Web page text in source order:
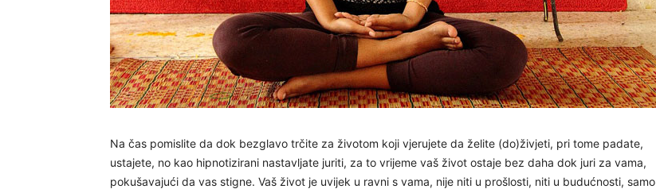
Na čas pomislite da dok bezglavo trčite za životom koji vjerujete da želite (do)živjeti, pri tome padate,
ustajete, no kao hipnotizirani nastavljate juriti, za to vrijeme vaš život ostaje bez daha dok juri za vama,
pokušavajući da vas stigne. Vaš život je uvijek u ravni s vama, nije niti u prošlosti, niti u budućnosti, samo